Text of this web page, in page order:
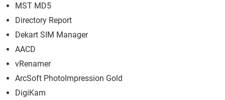
MST MD5
Directory Report
Dekart SIM Manager
AACD
vRenamer
ArcSoft PhotoImpression Gold
DigiKam